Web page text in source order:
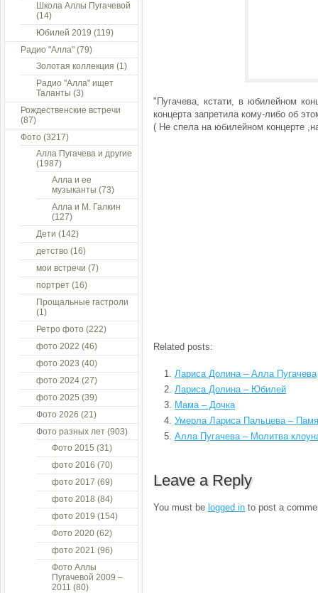
"Пугачева, кстати, в юбилейном
концерта запретила кому-либо об
( Не спела на юбилейном концерте
Related posts:
Лариса Долина – Алла Пугачева
Лариса Долина – Юбилей
Мама – Дочка
Умерла Лариса Пальцева –
Алла Пугачева – Молитва
Leave a Reply
You must be logged in to post a
Школа Аллы Пугачевой
(14)
Юбилей 2019 (119)
Радио "Алла" (79)
Золотая коллекция (1)
Радио "Алла" ищет
Таланты (3)
Рождественские встречи
(87)
Фото (3217)
Алла Пугачева и другие
(1987)
Алла и ее
музыканты (73)
Алла и М. Галкин
(127)
Дети (142)
детство (16)
мои встречи (7)
портрет (16)
Прощальные гастроли
(1)
Ретро фото (222)
фото 2022 (46)
фото 2023 (40)
фото 2024 (27)
фото 2025 (39)
Фото 2026 (21)
Фото разных лет (903)
Фото 2015 (31)
фото 2016 (70)
фото 2017 (69)
фото 2018 (84)
фото 2019 (154)
Фото 2020 (62)
фото 2021 (96)
Фото Аллы
Пугачевой 2009 –
2011 (80)